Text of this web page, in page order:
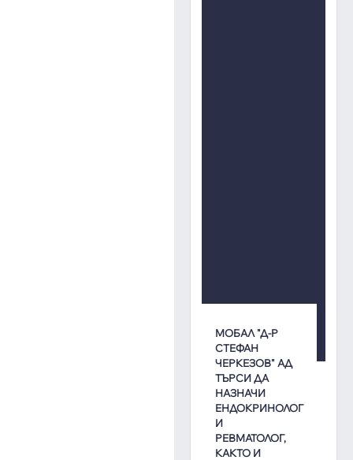
МОБАЛ "Д-Р
СТЕФАН
ЧЕРКЕЗОВ" АД
ТЪРСИ ДА
НАЗНАЧИ
ЕНДОКРИНОЛОГ
И
РЕВМАТОЛОГ,
КАКТО И